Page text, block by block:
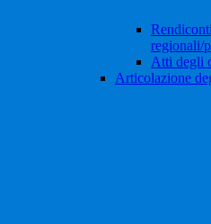
regionali/
Atti degli
Articolazione